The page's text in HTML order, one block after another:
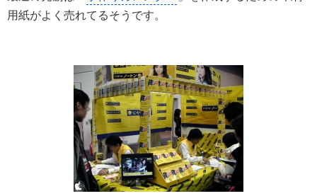
用紙がよく売れてるそうです。